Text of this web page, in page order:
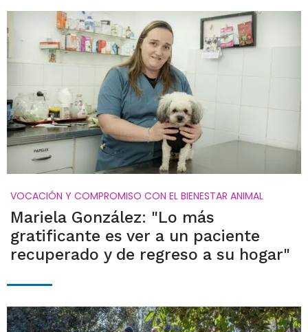
VOCACIÓN Y COMPROMISO CON EL BIENESTAR ANIMAL
Mariela González: "Lo más
gratificante es ver a un paciente
recuperado y de regreso a su hogar"